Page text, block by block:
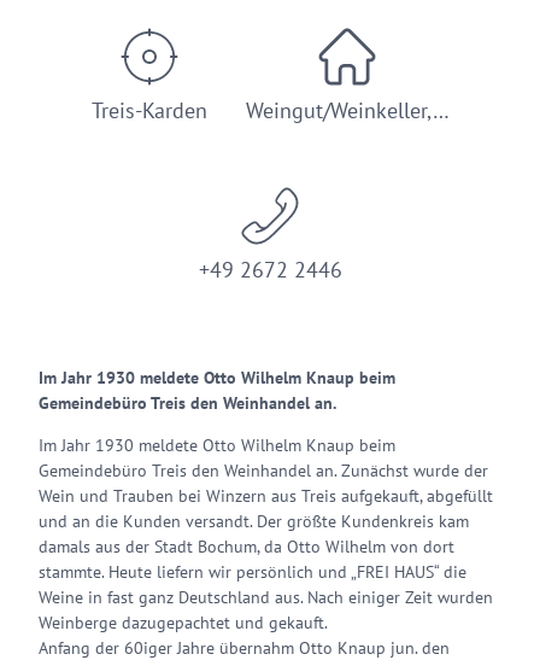
Treis-Karden Weingut/Weinkeller,…
+49 2672 2446
Im Jahr 1930 meldete Otto Wilhelm Knaup beim
Gemeindebüro Treis den Weinhandel an.
Im Jahr 1930 meldete Otto Wilhelm Knaup beim
Gemeindebüro Treis den Weinhandel an. Zunächst wurde der
Wein und Trauben bei Winzern aus Treis aufgekauft, abgefüllt
und an die Kunden versandt. Der größte Kundenkreis kam
damals aus der Stadt Bochum, da Otto Wilhelm von dort
stammte. Heute liefern wir persönlich und „FREI HAUS“ die
Weine in fast ganz Deutschland aus. Nach einiger Zeit wurden
Weinberge dazugepachtet und gekauft.
Anfang der 60iger Jahre übernahm Otto Knaup jun. den